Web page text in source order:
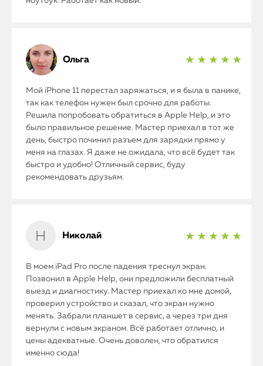
Ольга ★ ★ ★ ★ ★
Мой iPhone 11 перестал заряжаться, и я была в панике,
так как телефон нужен был срочно для работы.
Решила попробовать обратиться в Apple Help, и это
было правильное решение. Мастер приехал в тот же
день, быстро починил разъем для зарядки прямо у
меня на глазах. Я даже не ожидала, что всё будет так
быстро и удобно! Отличный сервис, буду
рекомендовать друзьям.
Николай ★ ★ ★ ★ ★
В моем iPad Pro после падения треснул экран.
Позвонил в Apple Help, они предложили бесплатный
выезд и диагностику. Мастер приехал ко мне домой,
проверил устройство и сказал, что экран нужно
менять. Забрали планшет в сервис, а через три дня
вернули с новым экраном. Всё работает отлично, и
цены адекватные. Очень доволен, что обратился
именно сюда!